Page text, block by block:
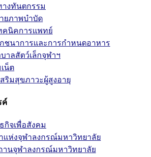
างทันตกรรม
ยภาพบำบัด
คนิคการแพทย์
ชนาการและการกำหนดอาหาร
าลสัตว์เล็กจุฬาฯ
น็ต
ริมสุขภาวะผู้สูงอายุ
ค์
กิจเพื่อสังคม
แห่งจุฬาลงกรณ์มหาวิทยาลัย
านจุฬาลงกรณ์มหาวิทยาลัย